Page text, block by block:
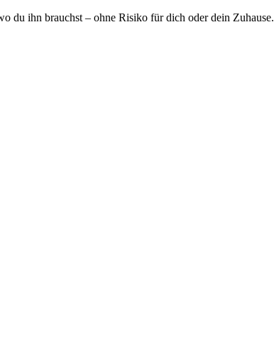
du ihn brauchst – ohne Risiko für dich oder dein Zuhause.